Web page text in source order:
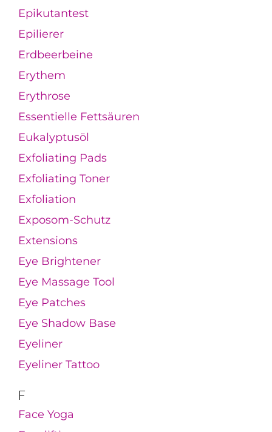
Epikutantest
Epilierer
Erdbeerbeine
Erythem
Erythrose
Essentielle Fettsäuren
Eukalyptusöl
Exfoliating Pads
Exfoliating Toner
Exfoliation
Exposom-Schutz
Extensions
Eye Brightener
Eye Massage Tool
Eye Patches
Eye Shadow Base
Eyeliner
Eyeliner Tattoo
F
Face Yoga